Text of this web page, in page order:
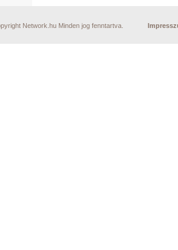
Network.hu Minden jog fenntartva.